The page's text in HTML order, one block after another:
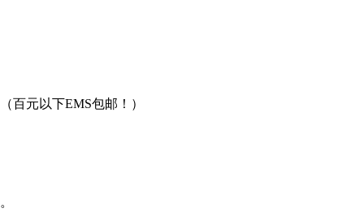
百元以下EMS包邮！）